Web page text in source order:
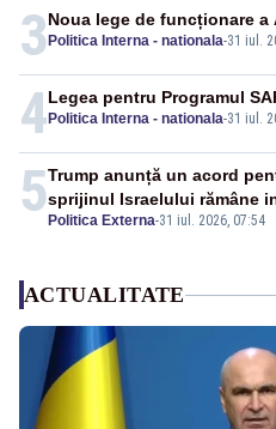
3 Politica Interna - nationala-31 iul.
Noua lege de funcționare a
4 Politica Interna - nationala-31 iul.
Legea pentru Programul
5 Politica Externa-31 iul. 2026, 07:54
Trump anunță un acord
sprijinul Israelului rămâne
ACTUALITATE